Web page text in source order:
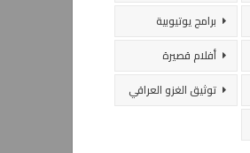
برامج يوتيوبية
أفلام قصيرة
توثيق الغزو العراقي